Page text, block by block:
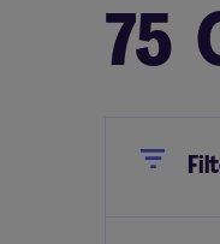
75
Close